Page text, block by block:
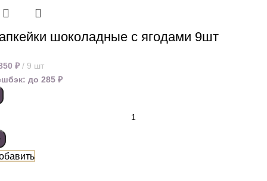
шоколадные с ягодами 9шт
₽
9 шт
до 285 ₽